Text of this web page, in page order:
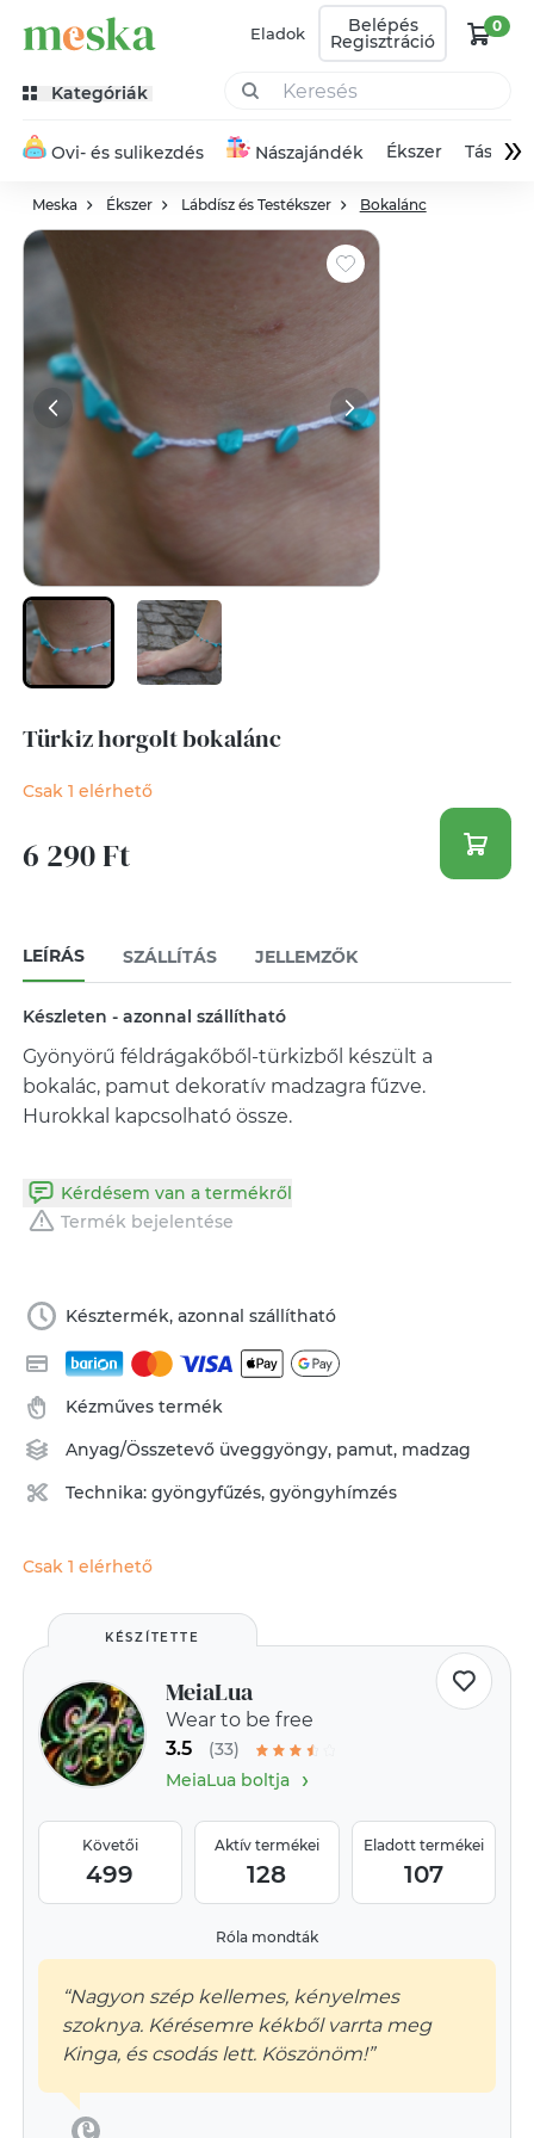
Eladok Belépés
Regisztráció
0
Kategóriák
Ovi- és sulikezdés Nászajándék Ékszer Táska»
Meska Ékszer Lábdísz és Testékszer Bokalánc
Türkiz horgolt bokalánc
Csak 1 elérhető
6 290 Ft
LEÍRÁS SZÁLLÍTÁS JELLEMZŐK
Készleten - azonnal szállítható
Gyönyörű féldrágakőből-türkizből készült a
bokalác, pamut dekoratív madzagra fűzve.
Hurokkal kapcsolható össze.
Kérdésem van a termékről
Termék bejelentése
Késztermék, azonnal szállítható
Kézműves termék
Anyag/Összetevő üveggyöngy, pamut, madzag
Technika:gyöngyfűzés, gyöngyhímzés
Csak 1 elérhető
KÉSZÍTETTE
MeiaLua
Wear to be free
3.5
(33)
MeiaLua boltja›
Követői
499
Aktív termékei
128
Eladott termékei
107
Róla mondták
“Nagyon szép kellemes, kényelmes
szoknya. Kérésemre kékből varrta meg
Kinga, és csodás lett. Köszönöm!”